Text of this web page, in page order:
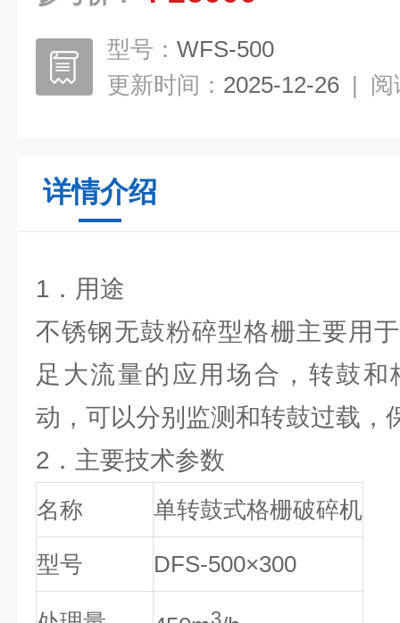
型号： WFS-500
更新时间： 2025-12-26 | 阅
详情介绍
1．用途
不锈钢无鼓粉碎型格栅主要用
足大流量的应用场合，转鼓
动，可以分别监测和转鼓过载，
2．主要技术参数
名称 单转鼓式格栅破碎机
型号 DFS-500×300
3